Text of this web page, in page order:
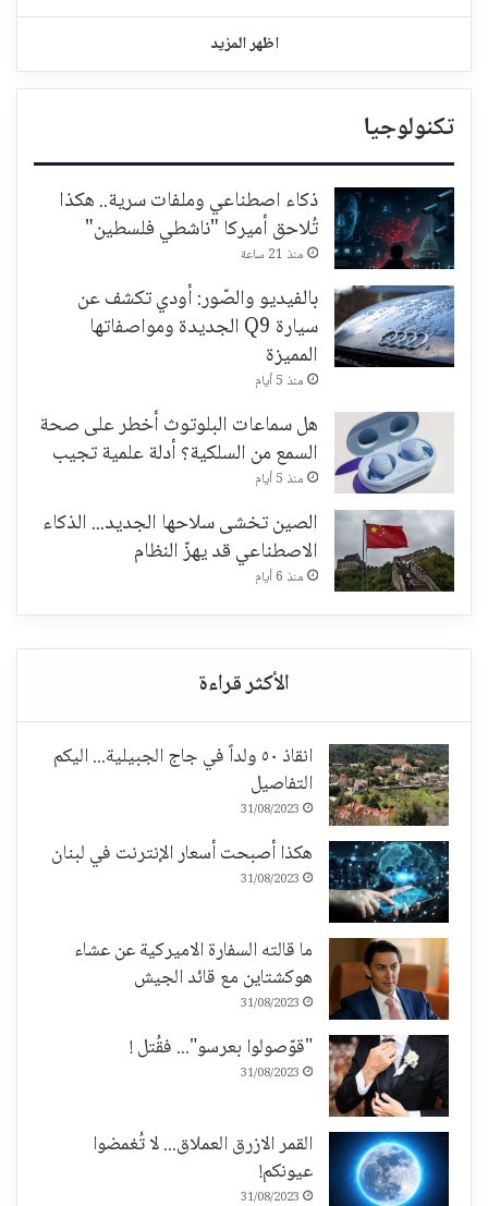
اظهر المزيد
تكنولوجيا
ذكاء اصطناعي وملفات سرية.. هكذا
تُلاحق أميركا "ناشطي فلسطين"
منذ 21 ساعة
بالفيديو والصّور: أودي تكشف عن
سيارة Q9 الجديدة ومواصفاتها
المميزة
منذ 5 أيام
هل سماعات البلوتوث أخطر على صحة
السمع من السلكية؟ أدلة علمية تجيب
منذ 5 أيام
الصين تخشى سلاحها الجديد... الذكاء
الاصطناعي قد يهزّ النظام
منذ 6 أيام
انقاذ ٥٠ ولداً في جاج الجبيلية... اليكم
التفاصيل
31/08/2023
هكذا أصبحت أسعار الإنترنت في لبنان
31/08/2023
ما قالته السفارة الاميركية عن عشاء
هوكشتاين مع قائد الجيش
31/08/2023
"قوّصولوا بعرسو"... فقُتل !
31/08/2023
القمر الازرق العملاق... لا تُغمضوا
عيونكم!
31/08/2023